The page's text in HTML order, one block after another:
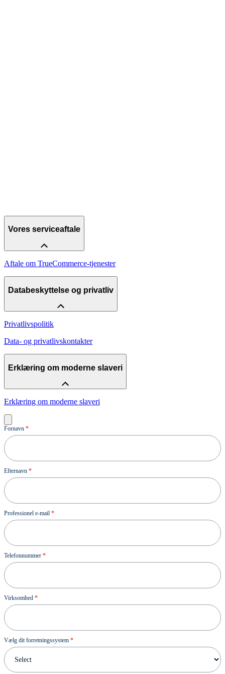
Vores serviceaftale
Aftale om TrueCommerce-tjenester
Databeskyttelse og privatliv
Privatlivspolitik
Data- og privatlivskontakter
Erklæring om moderne slaveri
Erklæring om moderne slaveri
Demo
Fornavn *
Efternavn *
Professionel e-mail *
Telefonnummer *
Virksomhed *
Vælg dit forretningssystem *